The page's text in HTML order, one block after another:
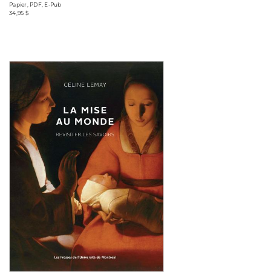
Papier, PDF, E-Pub
34,95 $